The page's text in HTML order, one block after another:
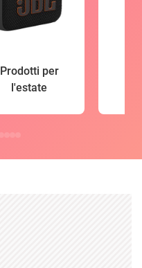
Prodotti per
l'estate